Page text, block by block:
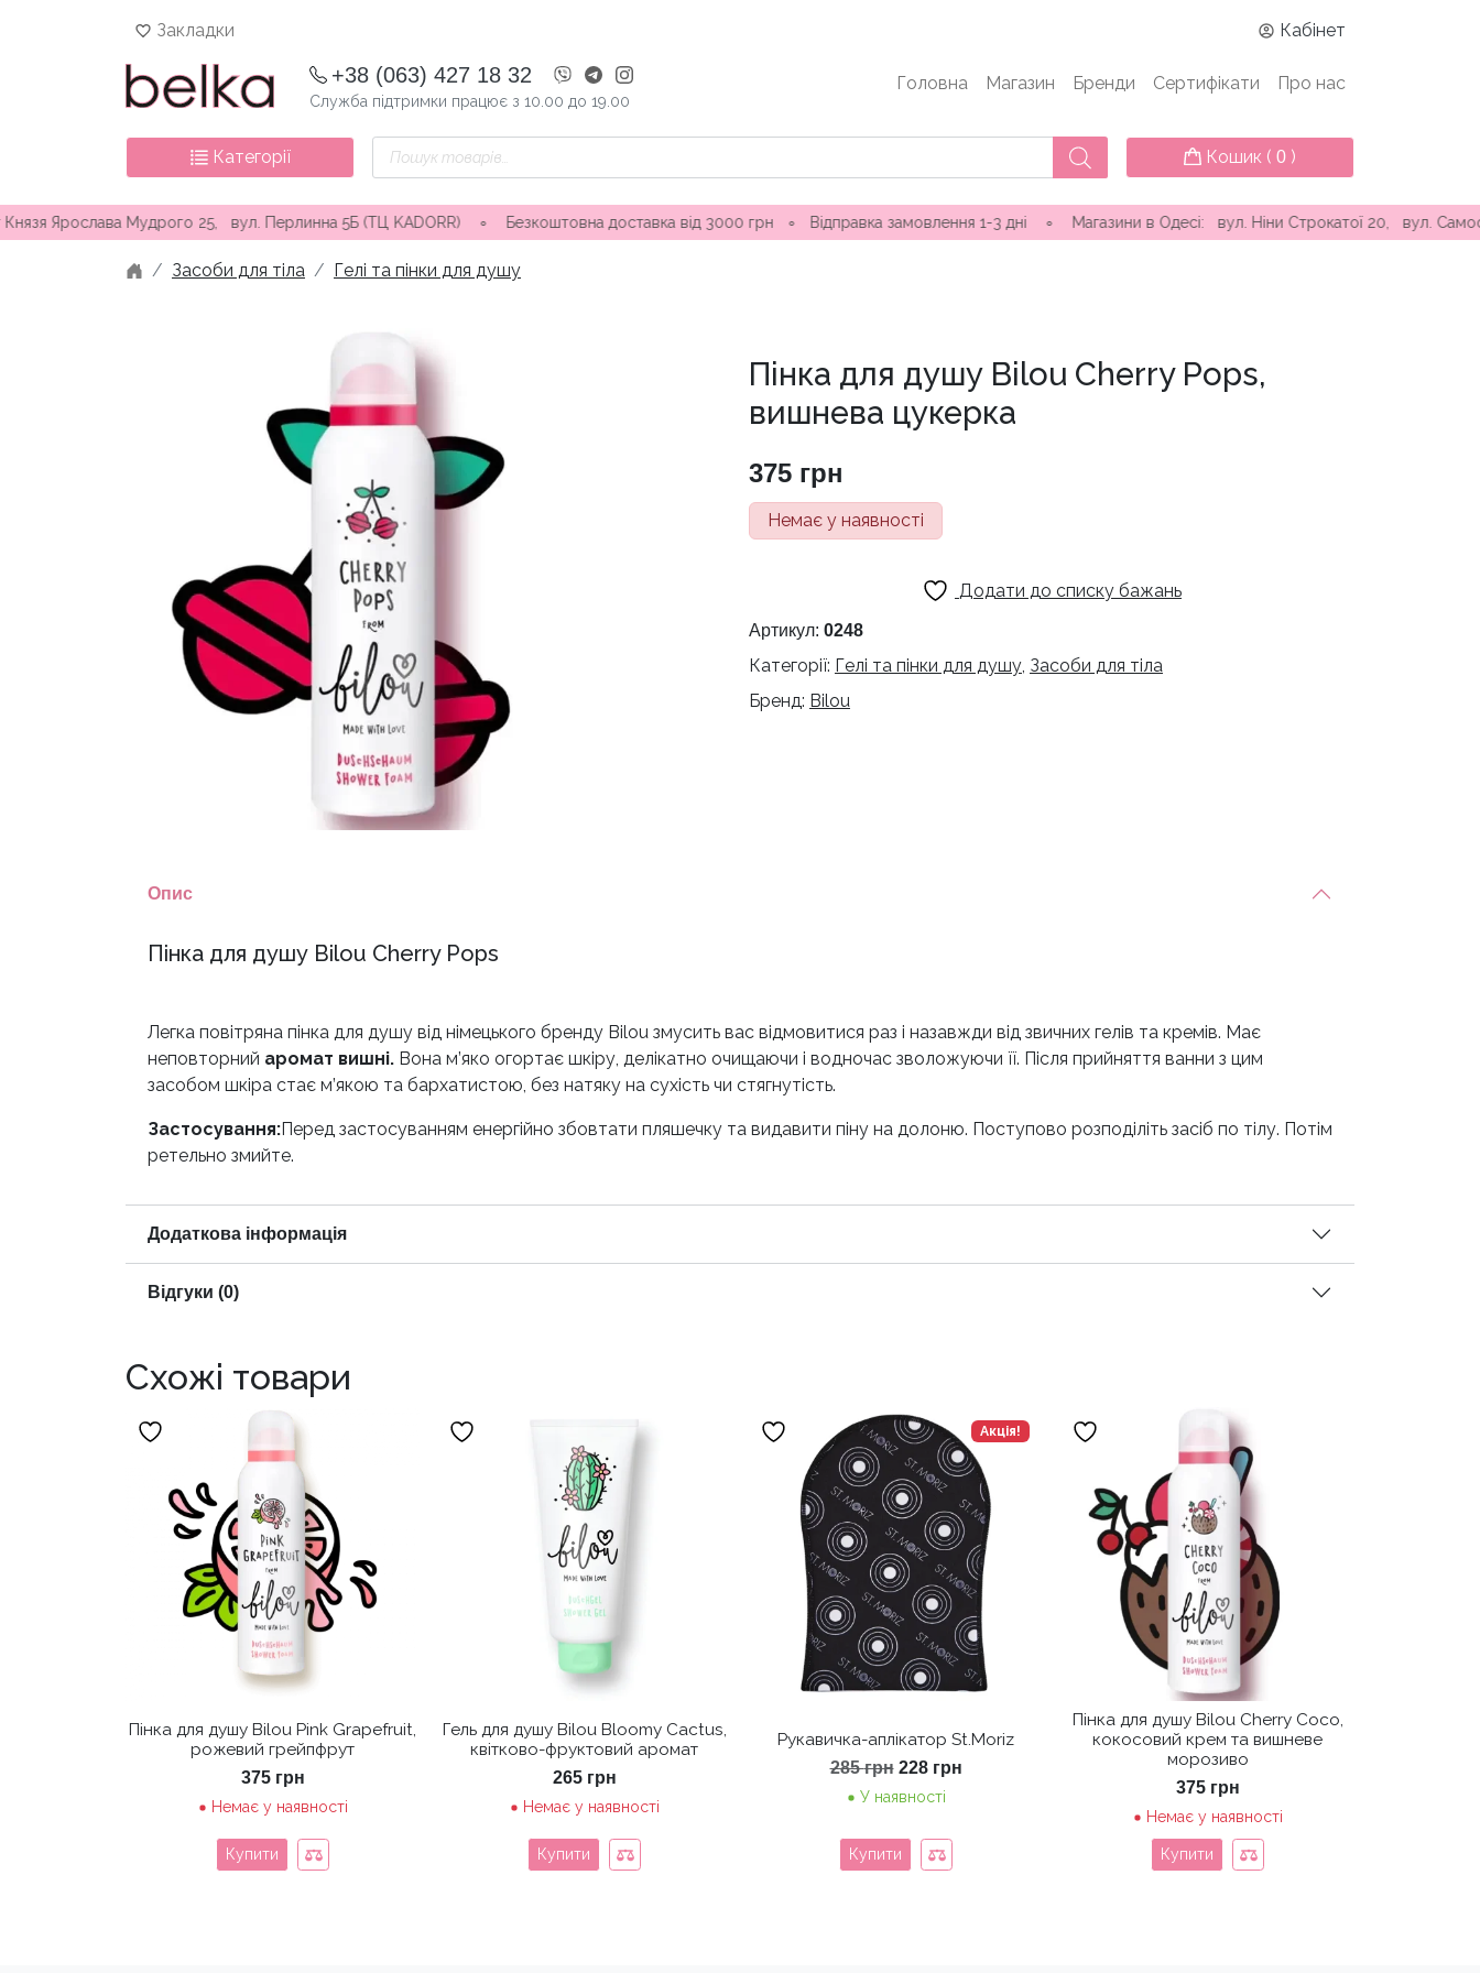
Закладки Кабінет
+38 (063) 427 18 32
Служба підтримки працює з 10.00 до 19.00
Головна Магазин Бренди Сертифікати Про нас
Категорії
Пошук
товарів
Кошик ( 0 )
Мудрого 25, вул. Перлинна 5Б (ТЦ KADORR) ∘ Безкоштовна доставка від 3000 грн∘Відправка замовлення 1-3 дні ∘ Магазини в Одесі: вул. Ніни Строкатої 20, вул. Самофалова
Засоби для тіла Гелі та пінки для душу
Пінка для душу Bilou Cherry Pops,
вишнева цукерка
375 грн
Немає у наявності
Додати до списку бажань
Артикул: 0248
Категорії: Гелі та пінки для душу, Засоби для тіла
Бренд: Bilou
Опис
Пінка для душу Bilou Cherry Pops
Легка повітряна пінка для душу від німецького бренду Bilou змусить вас відмовитися раз і назавжди від звичних гелів та кремів. Має
неповторний аромат вишні. Вона м’яко огортає шкіру, делікатно очищаючи і водночас зволожуючи її. Після прийняття ванни з цим
засобом шкіра стає м’якою та бархатистою, без натяку на сухість чи стягнутість.
Застосування:Перед застосуванням енергійно збовтати пляшечку та видавити піну на долоню. Поступово розподіліть засіб по тілу. Потім
ретельно змийте.
Додаткова інформація
Відгуки (0)
Схожі товари
Пінка для душу Bilou Pink Grapefruit,
рожевий грейпфрут
375 грн
Немає у наявності
Купити
Гель для душу Bilou Bloomy Cactus,
квітково-фруктовий аромат
265 грн
Немає у наявності
Купити
Акція!
Рукавичка-аплікатор St.Moriz
285грн Оригінальна
285 грн.
228 грнПоточна
У наявності
Купити
Пінка для душу Bilou Cherry Coco,
кокосовий крем та вишневе
морозиво
375 грн
Немає у наявності
Купити